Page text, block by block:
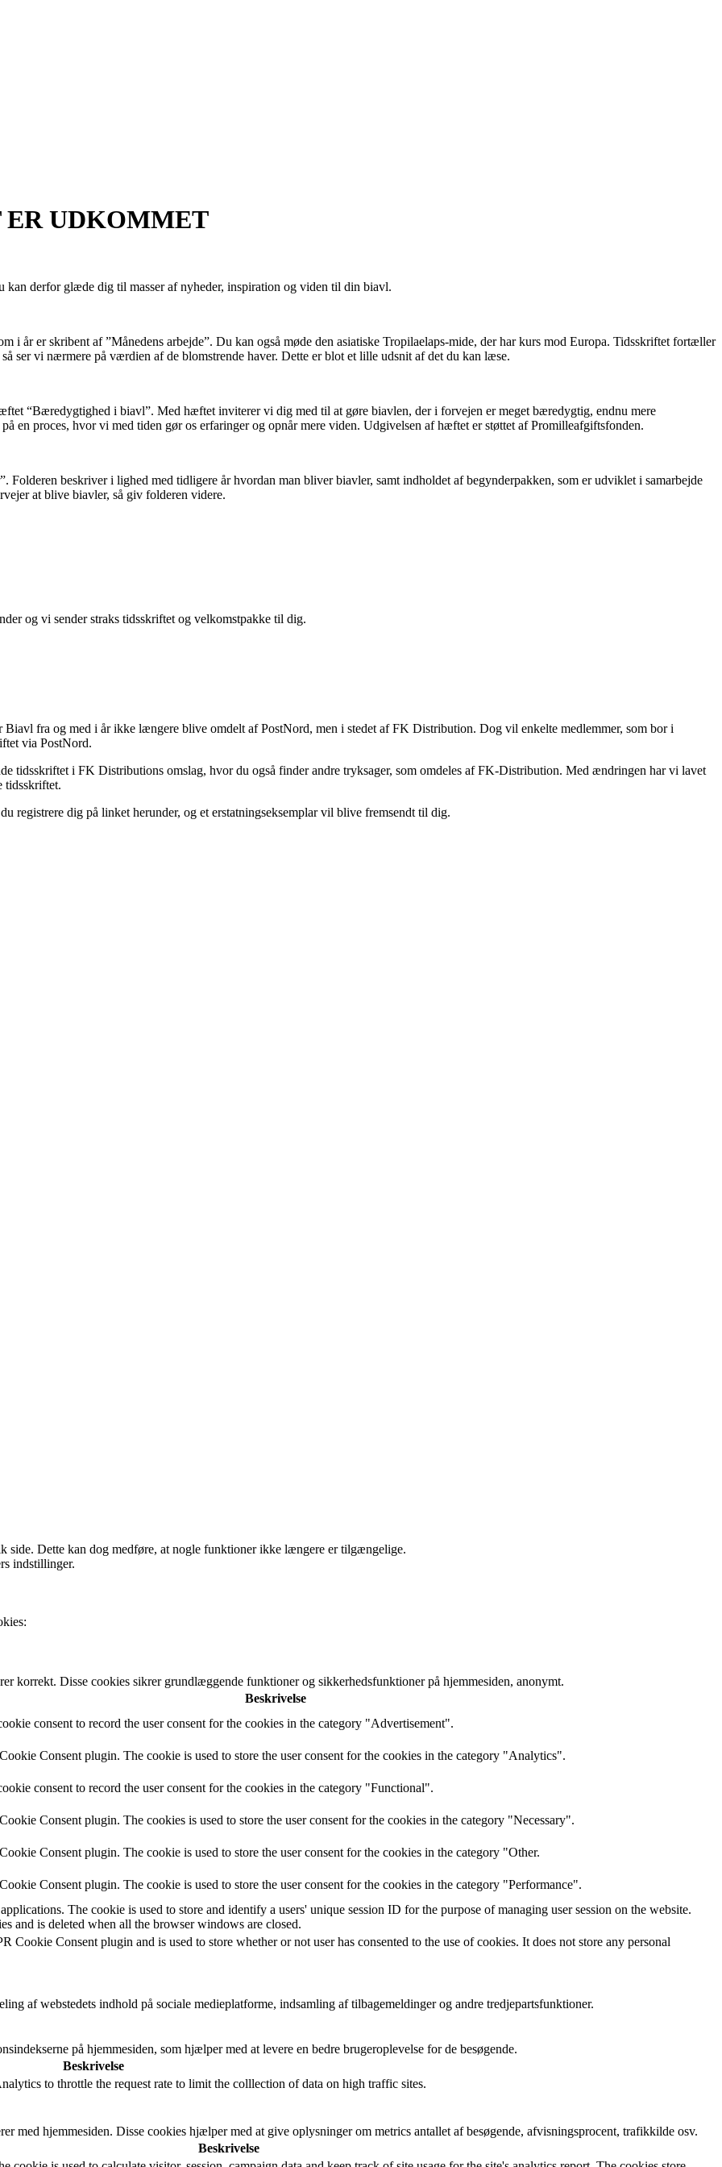
ER UDKOMMET
derfor glæde dig til masser af nyheder, inspiration og viden til din biavl.
i år er skribent af ”Månedens arbejde”. Du kan også møde den asiatiske Tropilaelaps-mide, der har kurs mod Europa. Tidsskriftet fortæller
ser vi nærmere på værdien af de blomstrende haver. Dette er blot et lille udsnit af det du kan læse.
“Bæredygtighed i biavl”. Med hæftet inviterer vi dig med til at gøre biavlen, der i forvejen er meget bæredygtig, endnu mere
en proces, hvor vi med tiden gør os erfaringer og opnår mere viden. Udgivelsen af hæftet er støttet af Promilleafgiftsfonden.
beskriver i lighed med tidligere år hvordan man bliver biavler, samt indholdet af begynderpakken, som er udviklet i samarbejde
at blive biavler, så giv folderen videre.
og vi sender straks tidsskriftet og velkomstpakke til dig.
fra og med i år ikke længere blive omdelt af PostNord, men i stedet af FK Distribution. Dog vil enkelte medlemmer, som bor i
via PostNord.
tidsskriftet i FK Distributions omslag, hvor du også finder andre tryksager, som omdeles af FK-Distribution. Med ændringen har vi lavet
tidsskriftet.
registrere dig på linket herunder, og et erstatningseksemplar vil blive fremsendt til dig.
Dette kan dog medføre, at nogle funktioner ikke længere er tilgængelige.
indstillinger.
korrekt. Disse cookies sikrer grundlæggende funktioner og sikkerhedsfunktioner på hjemmesiden, anonymt.
Beskrivelse
consent to record the user consent for the cookies in the category "Advertisement".
Consent plugin. The cookie is used to store the user consent for the cookies in the category "Analytics".
consent to record the user consent for the cookies in the category "Functional".
Consent plugin. The cookies is used to store the user consent for the cookies in the category "Necessary".
Consent plugin. The cookie is used to store the user consent for the cookies in the category "Other.
Consent plugin. The cookie is used to store the user consent for the cookies in the category "Performance".
The cookie is used to store and identify a users' unique session ID for the purpose of managing user session on the website.
and is deleted when all the browser windows are closed.
Cookie Consent plugin and is used to store whether or not user has consented to the use of cookies. It does not store any personal
af webstedets indhold på sociale medieplatforme, indsamling af tilbagemeldinger og andre tredjepartsfunktioner.
på hjemmesiden, som hjælper med at levere en bedre brugeroplevelse for de besøgende.
Beskrivelse
to throttle the request rate to limit the colllection of data on high traffic sites.
med hjemmesiden. Disse cookies hjælper med at give oplysninger om metrics antallet af besøgende, afvisningsprocent, trafikkilde osv.
Beskrivelse